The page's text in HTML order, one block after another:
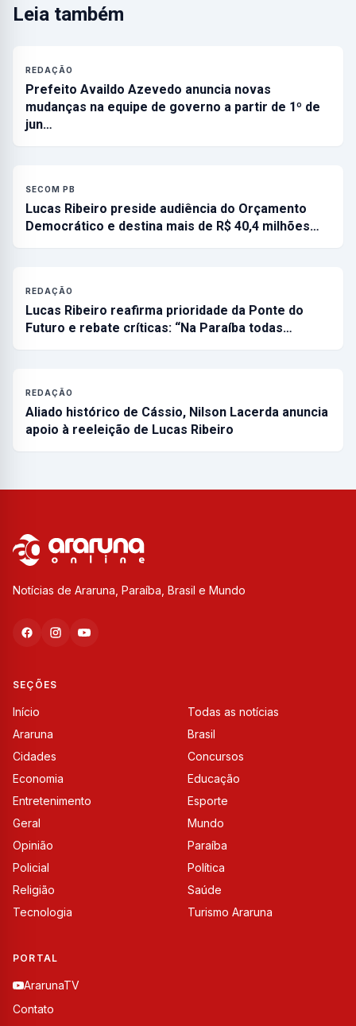
Leia também
REDAÇÃO
Prefeito Availdo Azevedo anuncia novas
mudanças na equipe de governo a partir de 1º de
jun…
SECOM PB
Lucas Ribeiro preside audiência do Orçamento
Democrático e destina mais de R$ 40,4 milhões…
REDAÇÃO
Lucas Ribeiro reafirma prioridade da Ponte do
Futuro e rebate críticas: “Na Paraíba todas…
REDAÇÃO
Aliado histórico de Cássio, Nilson Lacerda anuncia
apoio à reeleição de Lucas Ribeiro
Notícias de Araruna, Paraíba, Brasil e Mundo
SEÇÕES
Início
Todas as notícias
Araruna
Brasil
Cidades
Concursos
Economia
Educação
Entretenimento
Esporte
Geral
Mundo
Opinião
Paraíba
Policial
Política
Religião
Saúde
Tecnologia
Turismo Araruna
PORTAL
ArarunaTV
Contato